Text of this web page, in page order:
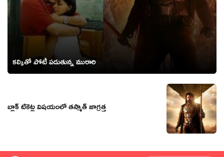
కల్కితో పోటీ పడుతున్న మురారి
బ్లాక్ టికెట్ల విషయంలో తస్మాత్ జాగ్రత్త